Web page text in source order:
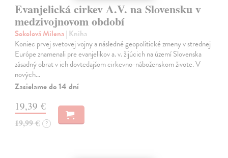
Evanjelická cirkev A.V. na Slovensku v
medzivojnovom období
Sokolová Milena| Kniha
Koniec prvej svetovej vojny a následné geopolitické zmeny v strednej
Európe znamenali pre evanjelikov a. v. žijúcich na území Slovenska
zásadný obrat v ich dovtedajšom cirkevno-náboženskom živote. V
nových…
Zasielame do 14 dní
19,39 €
19,99 € ?